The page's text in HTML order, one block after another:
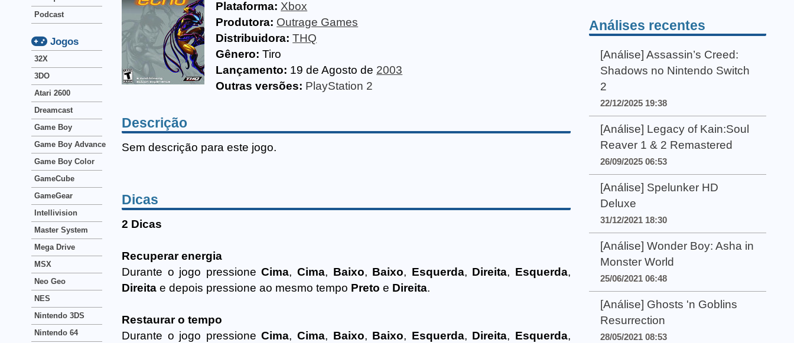
Plataforma: Xbox
Produtora: Outrage Games
Distribuidora: THQ
Gênero: Tiro
Lançamento: 19 de Agosto de 2003
Outras versões: PlayStation 2
Descrição
Sem descrição para este jogo.
Dicas
2 Dicas
Recuperar energia
Durante o jogo pressioneCima,Cima, Baixo, Baixo, Esquerda, Direita, Esquerda,
Direita e depois pressione ao mesmo tempo Preto e Direita.
Restaurar o tempo
Durante o jogo pressioneCima,Cima, Baixo, Baixo, Esquerda, Direita, Esquerda,
Podcast
Jogos
32X
3DO
Atari 2600
Dreamcast
Game Boy
Game Boy Advance
Game Boy Color
GameCube
GameGear
Intellivision
Master System
Mega Drive
MSX
Neo Geo
NES
Nintendo 3DS
Nintendo 64
Análises recentes
[Análise] Assassin’s Creed:
Shadows no Nintendo Switch
2
22/12/2025 19:38
[Análise] Legacy of Kain:Soul
Reaver 1 & 2 Remastered
26/09/2025 06:53
[Análise] Spelunker HD
Deluxe
31/12/2021 18:30
[Análise] Wonder Boy: Asha in
Monster World
25/06/2021 06:48
[Análise] Ghosts 'n Goblins
Resurrection
28/05/2021 08:53